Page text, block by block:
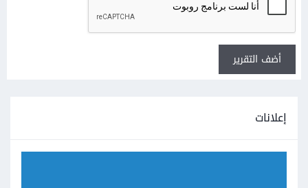
أضف التقرير
إعلانات